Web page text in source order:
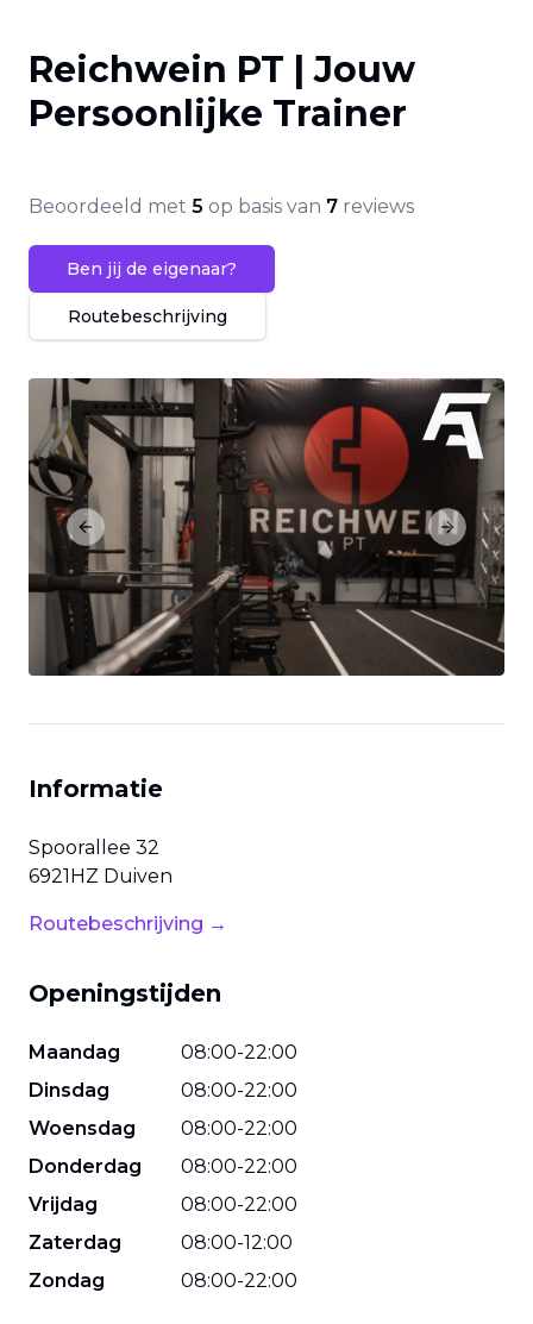
Reichwein PT | Jouw
Persoonlijke Trainer
Beoordeeld met 5 op basis van 7 reviews
Ben jij de eigenaar?
Routebeschrijving
Previous slide Next slide
Informatie
Spoorallee 32
6921HZ Duiven
Routebeschrijving →
Openingstijden
Maandag 08:00-22:00
Dinsdag
08:00-22:00
Woensdag
08:00-22:00
Donderdag
08:00-22:00
Vrijdag
08:00-22:00
Zaterdag
08:00-12:00
Zondag
08:00-22:00